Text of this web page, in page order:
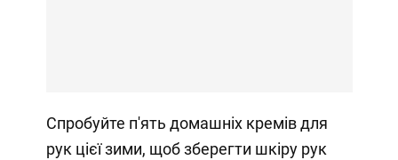
Спробуйте п'ять домашніх кремів для
рук цієї зими, щоб зберегти шкіру рук